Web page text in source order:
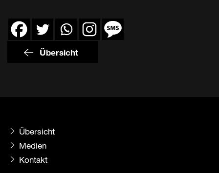
Übersicht
Übersicht
Medien
Kontakt